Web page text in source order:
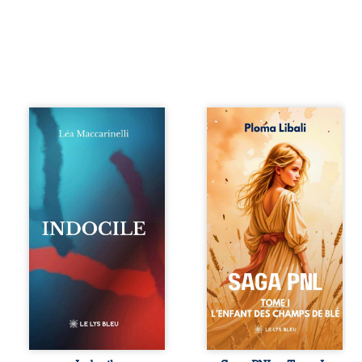
Quatre parties.
Quatre refus.
Quatre visages
d’une existence en
friction. Entre les
silences qu’on ne
déchiffre pas, les
amours qu’on
dérange, les corps
qu’on administre
et les liens qu’on
sabote, cet
ouvrage parle à
vivent trop fort,
trop vrai, trop tôt.
traversée. Une
Autrefois, les
champs d’Atlantis
vibraient sous le
vent et les enfants
couraient dans les
blés. Puis la
couronne plia le
genou, livrant son
peuple à l’ombre
d’Ivorny. À Atove,
Luwel aurait pu
disparaître dans
les ruines de son
destin ; pourtant,
sous les pierres
d’un temple
oublié, des
rebelles lui